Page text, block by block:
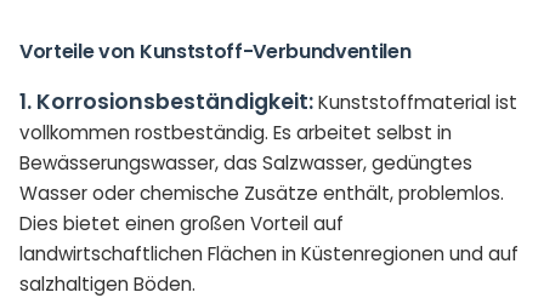
Vorteile von Kunststoff-Verbundventilen
1. Korrosionsbeständigkeit:Kunststoffmaterial ist
vollkommen rostbeständig. Es arbeitet selbst in
Bewässerungswasser, das Salzwasser, gedüngtes
Wasser oder chemische Zusätze enthält, problemlos.
Dies bietet einen großen Vorteil auf
landwirtschaftlichen Flächen in Küstenregionen und auf
salzhaltigen Böden.